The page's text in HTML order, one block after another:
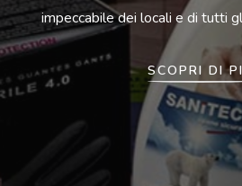
impeccabile dei locali e di tutti
SCOPRI DI